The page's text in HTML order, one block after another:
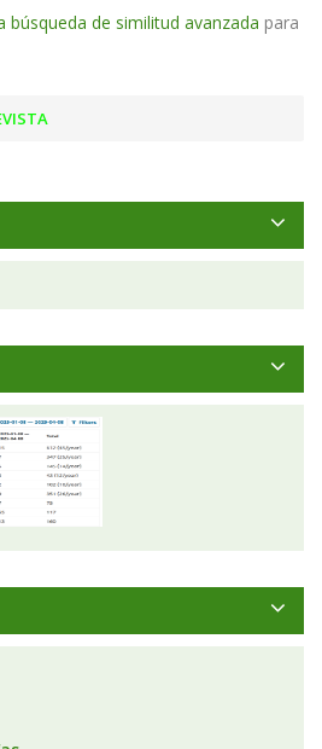
búsqueda de similitud avanzada para